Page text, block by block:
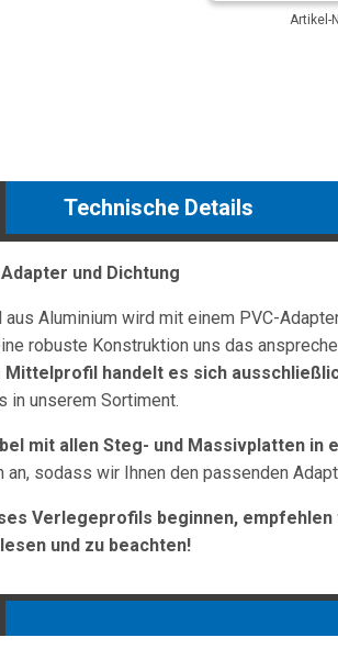
Artikel-
Technische Details
und Dichtung
Aluminium wird mit einem PVC-
robuste Konstruktion uns das
Mittelprofil handelt es sich
in unserem Sortiment.
mit allen Steg- und Massivplatten in
sodass wir Ihnen den passenden
Verlegeprofils beginnen,
und zu beachten!